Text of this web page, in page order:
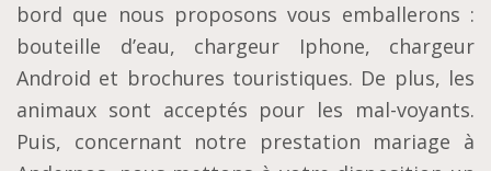
bord que nous proposons vous emballerons :
bouteille d’eau, chargeur Iphone, chargeur
Android et brochures touristiques. De plus, les
animaux sont acceptés pour les mal-voyants.
Puis, concernant notre prestation mariage à